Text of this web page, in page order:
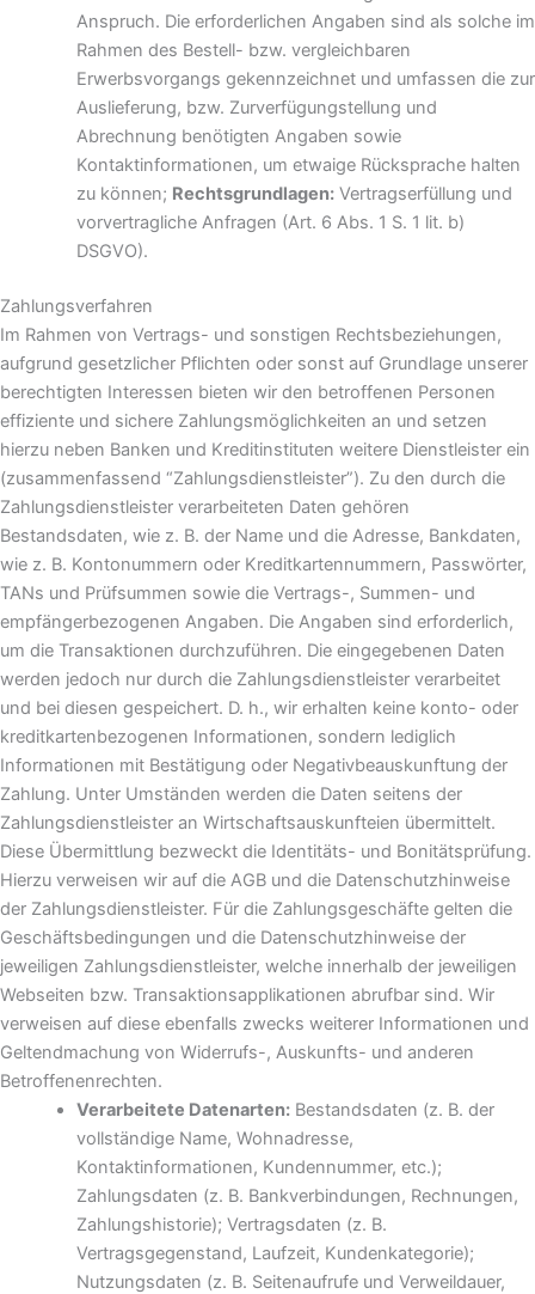
Anspruch. Die erforderlichen Angaben sind als solche im
Rahmen des Bestell- bzw. vergleichbaren
Erwerbsvorgangs gekennzeichnet und umfassen die zur
Auslieferung, bzw. Zurverfügungstellung und
Abrechnung benötigten Angaben sowie
Kontaktinformationen, um etwaige Rücksprache halten
zu können; Rechtsgrundlagen:Vertragserfüllung und
vorvertragliche Anfragen (Art. 6 Abs. 1 S. 1 lit. b)
DSGVO).
Zahlungsverfahren
Im Rahmen von Vertrags- und sonstigen Rechtsbeziehungen,
aufgrund gesetzlicher Pflichten oder sonst auf Grundlage unserer
berechtigten Interessen bieten wir den betroffenen Personen
effiziente und sichere Zahlungsmöglichkeiten an und setzen
hierzu neben Banken und Kreditinstituten weitere Dienstleister ein
(zusammenfassend “Zahlungsdienstleister”). Zu den durch die
Zahlungsdienstleister verarbeiteten Daten gehören
Bestandsdaten, wie z. B. der Name und die Adresse, Bankdaten,
wie z. B. Kontonummern oder Kreditkartennummern, Passwörter,
TANs und Prüfsummen sowie die Vertrags-, Summen- und
empfängerbezogenen Angaben. Die Angaben sind erforderlich,
um die Transaktionen durchzuführen. Die eingegebenen Daten
werden jedoch nur durch die Zahlungsdienstleister verarbeitet
und bei diesen gespeichert. D. h., wir erhalten keine konto- oder
kreditkartenbezogenen Informationen, sondern lediglich
Informationen mit Bestätigung oder Negativbeauskunftung der
Zahlung. Unter Umständen werden die Daten seitens der
Zahlungsdienstleister an Wirtschaftsauskunfteien übermittelt.
Diese Übermittlung bezweckt die Identitäts- und Bonitätsprüfung.
Hierzu verweisen wir auf die AGB und die Datenschutzhinweise
der Zahlungsdienstleister. Für die Zahlungsgeschäfte gelten die
Geschäftsbedingungen und die Datenschutzhinweise der
jeweiligen Zahlungsdienstleister, welche innerhalb der jeweiligen
Webseiten bzw. Transaktionsapplikationen abrufbar sind. Wir
verweisen auf diese ebenfalls zwecks weiterer Informationen und
Geltendmachung von Widerrufs-, Auskunfts- und anderen
Betroffenenrechten.
Verarbeitete Datenarten:Bestandsdaten (z. B. der
vollständige Name, Wohnadresse,
Kontaktinformationen, Kundennummer, etc.);
Zahlungsdaten (z. B. Bankverbindungen, Rechnungen,
Zahlungshistorie); Vertragsdaten (z. B.
Vertragsgegenstand, Laufzeit, Kundenkategorie);
Nutzungsdaten (z. B. Seitenaufrufe und Verweildauer,